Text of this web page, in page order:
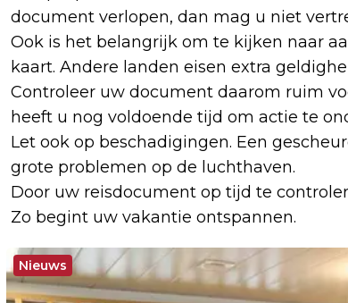
document verlopen, dan mag u niet
Ook is het belangrijk om te kijken naar
kaart. Andere landen eisen extra
Controleer uw document daarom ruim
heeft u nog voldoende tijd om actie te
Let ook op beschadigingen. Een
grote problemen op de luchthaven.
Door uw reisdocument op tijd te
Zo begint uw vakantie ontspannen.
Nieuws